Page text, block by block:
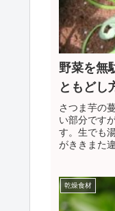
野菜を無
ともどし
さつま芋の
い部分です
す。生でも
がききまた
乾燥食材